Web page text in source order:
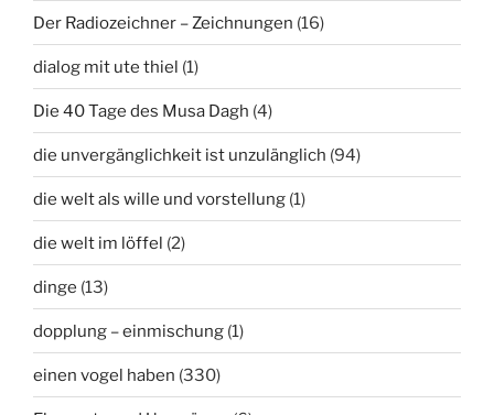
Der Radiozeichner – Zeichnungen (16)
dialog mit ute thiel (1)
Die 40 Tage des Musa Dagh (4)
die unvergänglichkeit ist unzulänglich (94)
die welt als wille und vorstellung (1)
die welt im löffel (2)
dinge (13)
dopplung – einmischung (1)
einen vogel haben (330)